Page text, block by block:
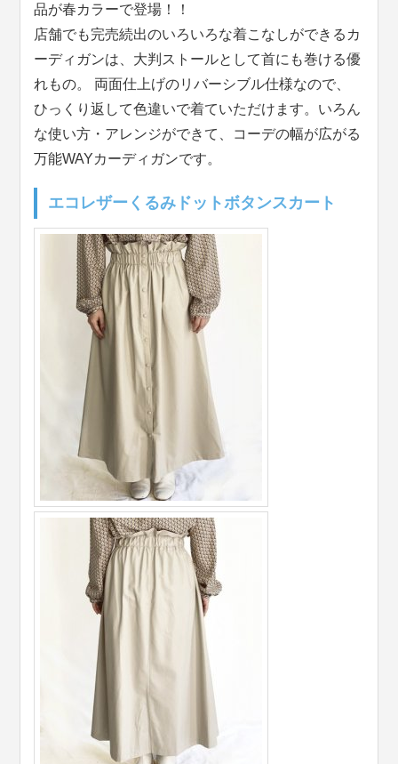
品が春カラーで登場！！
店舗でも完売続出のいろいろな着こなしができるカ
ーディガンは、大判ストールとして首にも巻ける優
れもの。 両面仕上げのリバーシブル仕様なので、
ひっくり返して色違いで着ていただけます。いろん
な使い方・アレンジができて、コーデの幅が広がる
万能WAYカーディガンです。
エコレザーくるみドットボタンスカート